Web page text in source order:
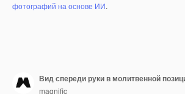
фотографий на основе ИИ.
Вид спереди руки в молитвенной
magnific